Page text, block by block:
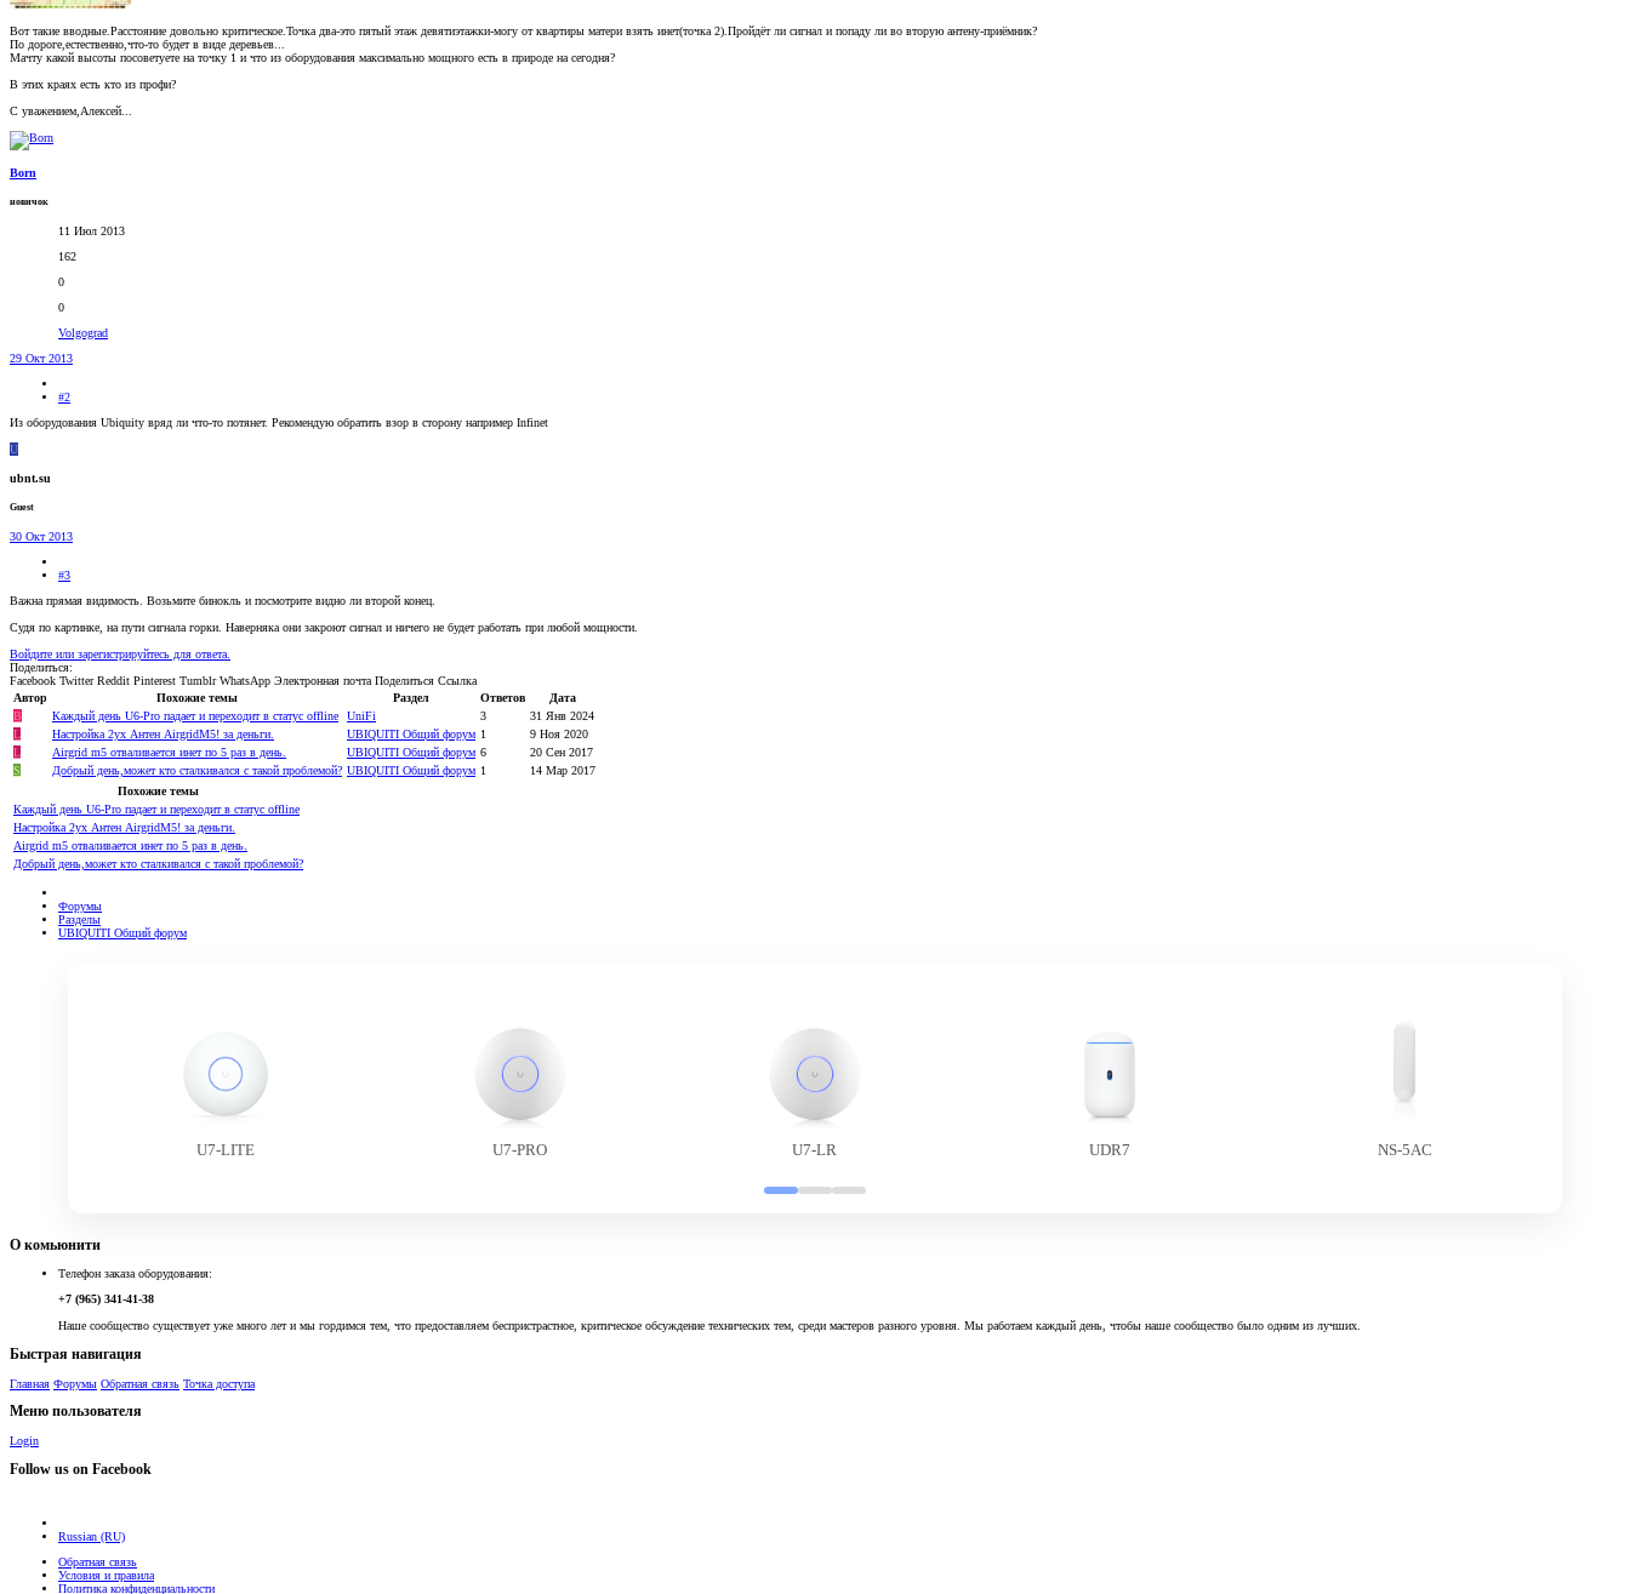
Вот такие вводные.Расстояние довольно критическое.Точка два-это пятый этаж девятиэтажки-могу от квартиры матери взять инет(точка 2).Пройдёт ли сигнал и попаду ли во вторую антену-приёмник?
По дороге,естественно,что-то будет в виде деревьев...
Мачту какой высоты посоветуете на точку 1 и что из оборудования максимально мощного есть в природе на сегодня?
В этих краях есть кто из профи?
С уважением,Алексей...
Born
новичок
11 Июл 2013
162
0
0
Volgograd
29 Окт 2013
#2
Из оборудования Ubiquity вряд ли что-то потянет. Рекомендую обратить взор в сторону например Infinet
U
ubnt.su
Guest
30 Окт 2013
#3
Важна прямая видимость. Возьмите бинокль и посмотрите видно ли второй конец.
Судя по картинке, на пути сигнала горки. Наверняка они закроют сигнал и ничего не будет работать при любой мощности.
Войдите или зарегистрируйтесь для ответа.
Поделиться:
Facebook Twitter Reddit Pinterest Tumblr WhatsApp Электронная почта Поделиться Ссылка
Автор
Похожие темы Раздел Ответов
Дата
B
Каждый день U6-Pro падает и переходит в статус offline UniFi 3
31 Янв 2024
L
Настройка 2ух Антен AirgridM5! за деньги. UBIQUITI Общий форум 1
9 Ноя 2020
L
Airgrid m5 отваливается инет по 5 раз в день. UBIQUITI Общий форум 6
20 Сен 2017
S
Добрый день,может кто сталкивался с такой проблемой? UBIQUITI Общий форум 1
14 Мар 2017
Похожие темы
Каждый день U6-Pro падает и переходит в статус offline
Настройка 2ух Антен AirgridM5! за деньги.
Airgrid m5 отваливается инет по 5 раз в день.
Добрый день,может кто сталкивался с такой проблемой?
Форумы
Разделы
UBIQUITI Общий форум
U7-LITE U7-PRO U7-LR UDR7 NS-5AC
О комьюнити
Телефон заказа оборудования:
+7 (965) 341-41-38
Наше сообщество существует уже много лет и мы гордимся тем, что предоставляем беспристрастное, критическое обсуждение технических тем, среди мастеров разного уровня. Мы работаем каждый день, чтобы наше сообщество было одним из лучших.
Быстрая навигация
Главная Форумы Обратная связь Точка доступа
Меню пользователя
Login
Follow us on Facebook
Russian (RU)
Обратная связь
Условия и правила
Политика конфиденциальности